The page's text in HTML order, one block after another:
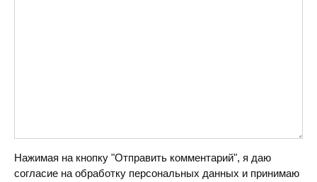
Нажимая на кнопку "Отправить комментарий", я даю
согласие на обработку персональных данных и принимаю